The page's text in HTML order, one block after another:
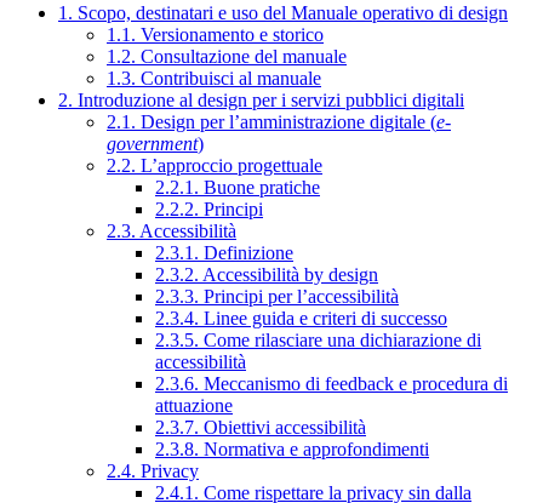
1. Scopo, destinatari e uso del Manuale operativo di design
1.1. Versionamento e storico
1.2. Consultazione del manuale
1.3. Contribuisci al manuale
2. Introduzione al design per i servizi pubblici digitali
2.1. Design per l’amministrazione digitale (e-
government)
2.2. L’approccio progettuale
2.2.1. Buone pratiche
2.2.2. Principi
2.3. Accessibilità
2.3.1. Definizione
2.3.2. Accessibilità by design
2.3.3. Principi per l’accessibilità
2.3.4. Linee guida e criteri di successo
2.3.5. Come rilasciare una dichiarazione di
accessibilità
2.3.6. Meccanismo di feedback e procedura di
attuazione
2.3.7. Obiettivi accessibilità
2.3.8. Normativa e approfondimenti
2.4. Privacy
2.4.1. Come rispettare la privacy sin dalla